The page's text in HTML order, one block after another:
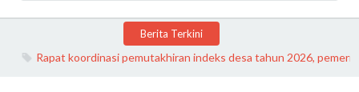
Berita Terkini
Rapat koordinasi pemutakhiran indeks desa tahun 2026,